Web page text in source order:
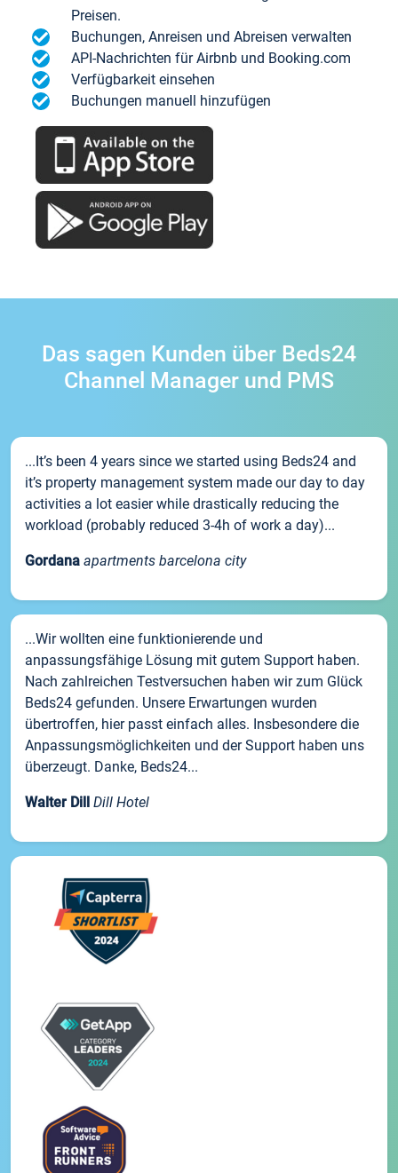
Preisen.
Buchungen, Anreisen und Abreisen verwalten
API-Nachrichten für Airbnb und Booking.com
Verfügbarkeit einsehen
Buchungen manuell hinzufügen
Das sagen Kunden über Beds24
Channel Manager und PMS
...It’s been 4 years since we started using Beds24 and
it’s property management system made our day to day
activities a lot easier while drastically reducing the
workload (probably reduced 3-4h of work a day)...
Gordana apartments barcelona city
...Wir wollten eine funktionierende und
anpassungsfähige Lösung mit gutem Support haben.
Nach zahlreichen Testversuchen haben wir zum Glück
Beds24 gefunden. Unsere Erwartungen wurden
übertroffen, hier passt einfach alles. Insbesondere die
Anpassungsmöglichkeiten und der Support haben uns
überzeugt. Danke, Beds24...
Walter Dill Dill Hotel